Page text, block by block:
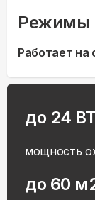
Режимы
Работает на
до 24
мощность
до 60